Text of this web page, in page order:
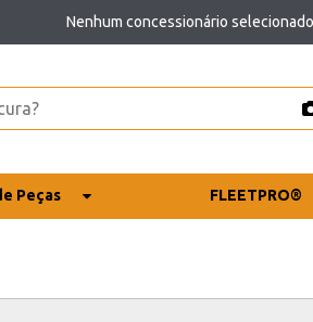
Nenhum concessionário selecionado
Peças FLEETPRO®